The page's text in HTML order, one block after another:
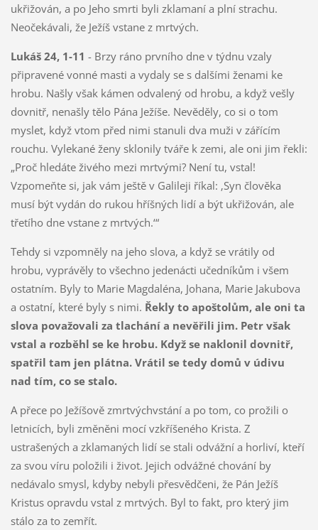
ukřižován, a po Jeho smrti byli zklamaní a plní strachu.
Neočekávali, že Ježíš vstane z mrtvých.
Lukáš 24, 1-11 - Brzy ráno prvního dne v týdnu vzaly
připravené vonné masti a vydaly se s dalšími ženami ke
hrobu. Našly však kámen odvalený od hrobu, a když vešly
dovnitř, nenašly tělo Pána Ježíše. Nevěděly, co si o tom
myslet, když vtom před nimi stanuli dva muži v zářícím
rouchu. Vylekané ženy sklonily tváře k zemi, ale oni jim řekli:
„Proč hledáte živého mezi mrtvými? Není tu, vstal!
Vzpomeňte si, jak vám ještě v Galileji říkal: ‚Syn člověka
musí být vydán do rukou hříšných lidí a být ukřižován, ale
třetího dne vstane z mrtvých.‘“
Tehdy si vzpomněly na jeho slova, a když se vrátily od
hrobu, vyprávěly to všechno jedenácti učedníkům i všem
ostatním. Byly to Marie Magdaléna, Johana, Marie Jakubova
a ostatní, které byly s nimi. Řekly to apoštolům, ale oni ta
slova považovali za tlachání a nevěřili jim. Petr však
vstal a rozběhl se ke hrobu. Když se naklonil dovnitř,
spatřil tam jen plátna. Vrátil se tedy domů v údivu
nad tím, co se stalo.
A přece po Ježíšově zmrtvýchvstání a po tom, co prožili o
letnicích, byli změněni mocí vzkříšeného Krista. Z
ustrašených a zklamaných lidí se stali odvážní a horliví, kteří
za svou víru položili i život. Jejich odvážné chování by
nedávalo smysl, kdyby nebyli přesvědčeni, že Pán Ježíš
Kristus opravdu vstal z mrtvých. Byl to fakt, pro který jim
stálo za to zemřít.